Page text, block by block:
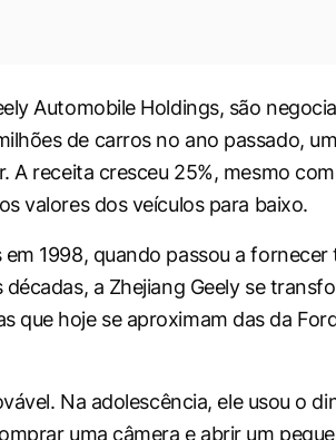
Automobile Holdings, são
de carros no ano passado,
A receita cresceu 25%, mesmo
valores dos veículos para baixo.
1998, quando passou a fornecer
a Zhejiang Geely se
que hoje se aproximam das da
Na adolescência, ele usou o
uma câmera e abrir um